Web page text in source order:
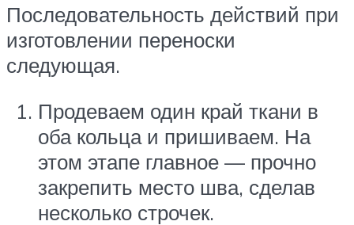
Последовательность действий при
изготовлении переноски
следующая.
Продеваем один край ткани в
оба кольца и пришиваем. На
этом этапе главное — прочно
закрепить место шва, сделав
несколько строчек.